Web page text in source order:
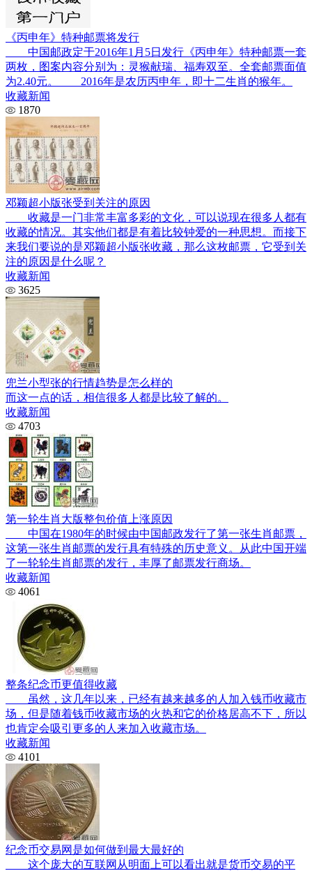
《丙申年》特种邮票将发行
中国邮政定于2016年1月5日发行《丙申年》特种邮票一套
两枚，图案内容分别为：灵猴献瑞、福寿双至。全套邮票面值
为2.40元。 2016年是农历丙申年，即十二生肖的猴年。
收藏新闻
1870
邓颖超小版张受到关注的原因
收藏是一门非常丰富多彩的文化，可以说现在很多人都有
收藏的情况。其实他们都是有着比较钟爱的一种思想。而接下
来我们要说的是邓颖超小版张收藏，那么这枚邮票，它受到关
注的原因是什么呢？
收藏新闻
3625
兜兰小型张的行情趋势是怎么样的
而这一点的话，相信很多人都是比较了解的。
收藏新闻
4703
第一轮生肖大版整包价值上涨原因
中国在1980年的时候由中国邮政发行了第一张生肖邮票，
这第一张生肖邮票的发行具有特殊的历史意义。从此中国开端
了一轮轮生肖邮票的发行，丰厚了邮票发行商场。
收藏新闻
4061
整条纪念币更值得收藏
虽然，这几年以来，已经有越来越多的人加入钱币收藏市
场，但是随着钱币收藏市场的火热和它的价格居高不下，所以
也肯定会吸引更多的人来加入收藏市场。
收藏新闻
4101
纪念币交易网是如何做到最大最好的
这个庞大的互联网从明面上可以看出就是货币交易的平